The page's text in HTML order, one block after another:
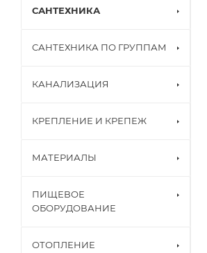
САНТЕХНИКА
САНТЕХНИКА ПО ГРУППАМ
КАНАЛИЗАЦИЯ
КРЕПЛЕНИЕ И КРЕПЕЖ
МАТЕРИАЛЫ
ПИЩЕВОЕ
ОБОРУДОВАНИЕ
ОТОПЛЕНИЕ